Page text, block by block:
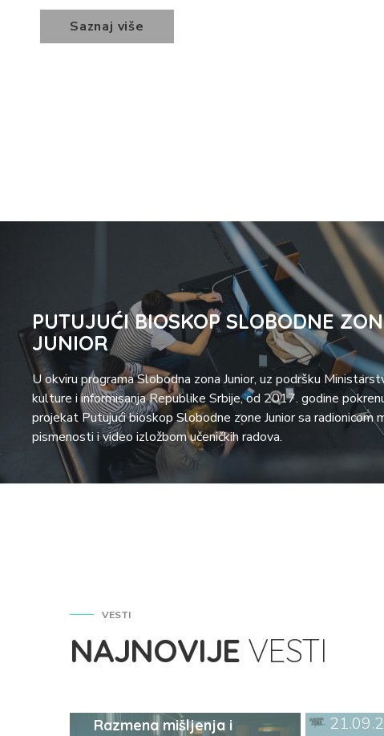
Saznaj više
PUTUJUĆI BIOSKOP SLOBODNE
JUNIOR
U okviru programa Slobodna zona Junior, uz podršku
kulture i informisanja Republike Srbije, od 2017. godine
projekat Putujući bioskop Slobodne zone Junior sa radionicom
pismenosti i video izložbom učeničkih radova.
VESTI
NAJNOVIJE VESTI
Razmena mišljenja i